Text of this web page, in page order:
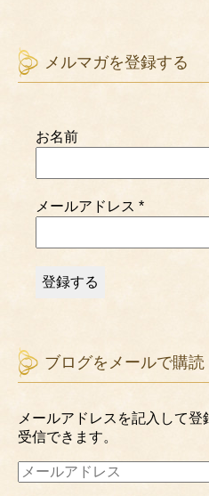
メルマガを登録する
お名前
メールアドレス *
ブログをメールで購読
メールアドレスを記入して
受信できます。
メ
ー